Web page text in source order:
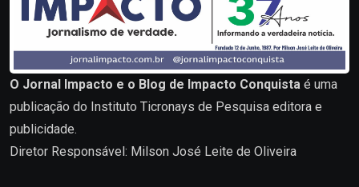
O Jornal Impacto e o Blog de Impacto Conquista é uma
publicação do Instituto Ticronays de Pesquisa editora e
publicidade.
Diretor Responsável: Milson José Leite de Oliveira